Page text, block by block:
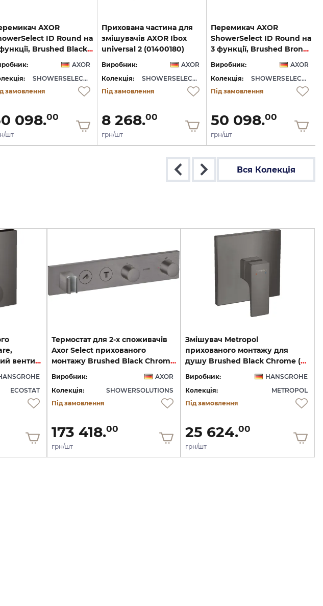
AXOR
ID Round на
3 функції, Brushed Black Chrome (36779340)
AXOR
SHOWERSELECT ID
замовлення
098.00
шт
Прихована частина для
змішувачів AXOR Ibox
universal 2 (01400180)
Виробник:
AXOR
Колекція:
SHOWERSELECT ID
Під замовлення
8 268.00
грн/шт
Перемикач AXOR
ShowerSelect ID Round на
3 функції, Brushed Bronze (36779140)
Виробник:
AXOR
Колекція:
SHOWERSELECT ID
Під замовлення
50 098.00
грн/шт
Вся Колекція
запірно-перемикаючий вентиль, 2-ох режимний, Brushed Black Chrome (15714340)
ECOSTAT
Термостат для 2-х споживачів
Axor Select прихованого
монтажу Brushed Black Chrome 18355340
Виробник:
AXOR
Колекція:
SHOWERSOLUTIONS
Під замовлення
173 418.00
грн/шт
Змішувач Metropol
прихованого монтажу для
душу Brushed Black Chrome (32565340)
Виробник:
HANSGROHE
Колекція:
METROPOL
Під замовлення
25 624.00
грн/шт